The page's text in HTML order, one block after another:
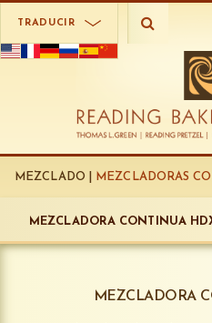
TRADUCIR
MEZCLADO | MEZCLADORAS
MEZCLADORA CONTINUA
MEZCLADORA